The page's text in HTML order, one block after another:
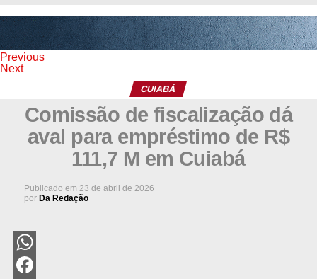
Previous
Next
CUIABÁ
Comissão de fiscalização dá
aval para empréstimo de R$
111,7 M em Cuiabá
Publicado em 23 de abril de 2026
por Da Redação
WhatsApp